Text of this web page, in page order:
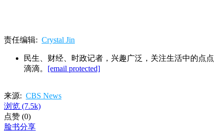
责任编辑: Crystal Jin
民生、财经、时政记者，兴趣广泛，关注生活中的点点
滴滴。 [email protected]
来源: CBS News
浏览 (7.5k)
点赞 (0)
脸书分享